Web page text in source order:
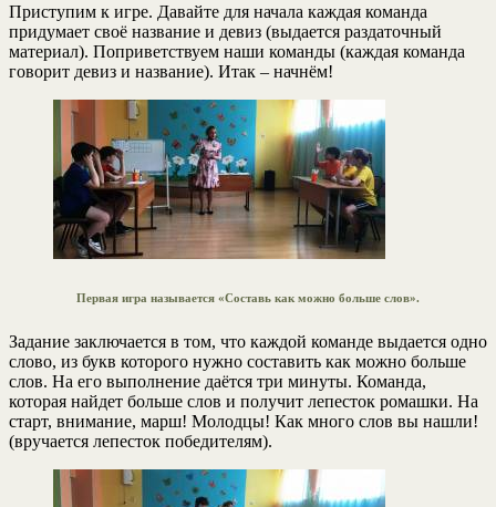
Приступим к игре. Давайте для начала каждая команда
придумает своё название и девиз (выдается раздаточный
материал). Поприветствуем наши команды (каждая команда
говорит девиз и название). Итак – начнём!
Первая игра называется «Составь как можно больше слов».
Задание заключается в том, что каждой команде выдается одно
слово, из букв которого нужно составить как можно больше
слов. На его выполнение даётся три минуты. Команда,
которая найдет больше слов и получит лепесток ромашки. На
старт, внимание, марш! Молодцы! Как много слов вы нашли!
(вручается лепесток победителям).